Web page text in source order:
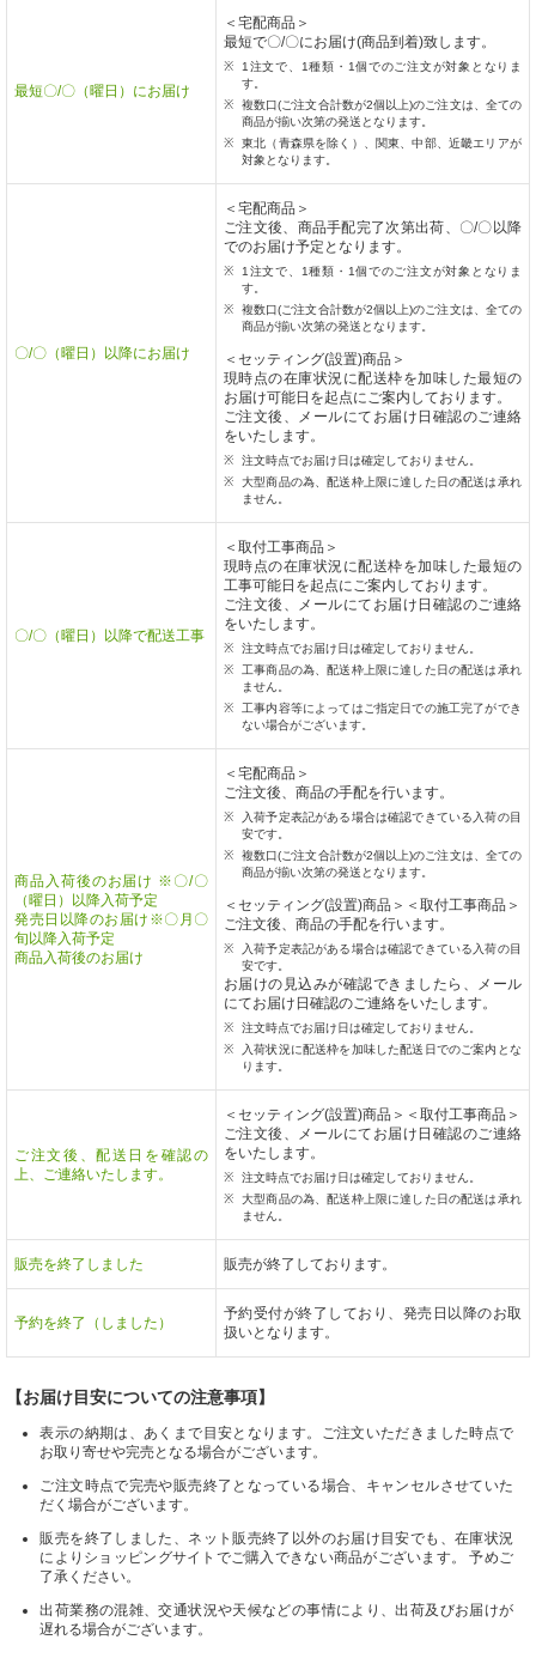
最短〇/〇（曜日）にお届け
＜宅配商品＞
最短で〇/〇にお届け(商品到着)致します。
1注文で、1種類・1個でのご注文が対象となりま
す。
複数口(ご注文合計数が2個以上)のご注文は、全ての
商品が揃い次第の発送となります。
東北（青森県を除く）、関東、中部、近畿エリアが
対象となります。
〇/〇（曜日）以降にお届け
＜宅配商品＞
ご注文後、商品手配完了次第出荷、〇/〇以降
でのお届け予定となります。
1注文で、1種類・1個でのご注文が対象となりま
す。
複数口(ご注文合計数が2個以上)のご注文は、全ての
商品が揃い次第の発送となります。
＜セッティング(設置)商品＞
現時点の在庫状況に配送枠を加味した最短の
お届け可能日を起点にご案内しております。
ご注文後、メールにてお届け日確認のご連絡
をいたします。
注文時点でお届け日は確定しておりません。
大型商品の為、配送枠上限に達した日の配送は承れ
ません。
〇/〇（曜日）以降で配送工事
＜取付工事商品＞
現時点の在庫状況に配送枠を加味した最短の
工事可能日を起点にご案内しております。
ご注文後、メールにてお届け日確認のご連絡
をいたします。
注文時点でお届け日は確定しておりません。
工事商品の為、配送枠上限に達した日の配送は承れ
ません。
工事内容等によってはご指定日での施工完了ができ
ない場合がございます。
商品入荷後のお届け ※〇/〇
（曜日）以降入荷予定
発売日以降のお届け※〇月〇
旬以降入荷予定
商品入荷後のお届け
＜宅配商品＞
ご注文後、商品の手配を行います。
入荷予定表記がある場合は確認できている入荷の目
安です。
複数口(ご注文合計数が2個以上)のご注文は、全ての
商品が揃い次第の発送となります。
＜セッティング(設置)商品＞＜取付工事商品＞
ご注文後、商品の手配を行います。
入荷予定表記がある場合は確認できている入荷の目
安です。
お届けの見込みが確認できましたら、メール
にてお届け日確認のご連絡をいたします。
注文時点でお届け日は確定しておりません。
入荷状況に配送枠を加味した配送日でのご案内とな
ります。
ご注文後、配送日を確認の
上、ご連絡いたします。
＜セッティング(設置)商品＞＜取付工事商品＞
ご注文後、メールにてお届け日確認のご連絡
をいたします。
注文時点でお届け日は確定しておりません。
大型商品の為、配送枠上限に達した日の配送は承れ
ません。
販売を終了しました 販売が終了しております。
予約を終了（しました）
予約受付が終了しており、発売日以降のお取
扱いとなります。
【お届け目安についての注意事項】
表示の納期は、あくまで目安となります。ご注文いただきました時点で
お取り寄せや完売となる場合がございます。
ご注文時点で完売や販売終了となっている場合、キャンセルさせていた
だく場合がございます。
販売を終了しました、ネット販売終了以外のお届け目安でも、在庫状況
によりショッピングサイトでご購入できない商品がございます。 予めご
了承ください。
出荷業務の混雑、交通状況や天候などの事情により、出荷及びお届けが
遅れる場合がございます。